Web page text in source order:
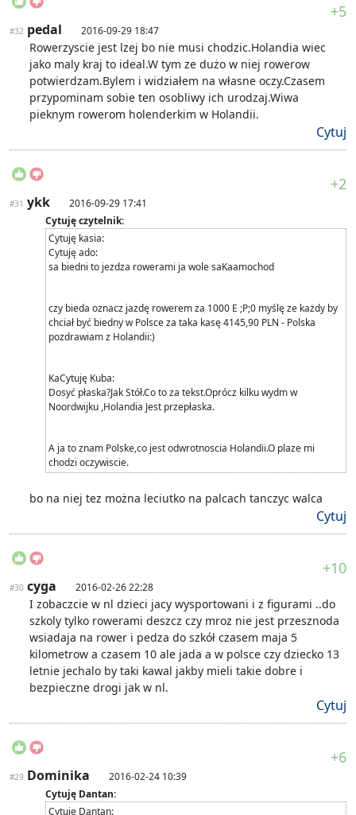
+5
#32 pedal 2016-09-29 18:47
Rowerzyscie jest lzej bo nie musi chodzic.Holandia wiec
jako maly kraj to ideal.W tym ze dużo w niej rowerow
potwierdzam.Bylem i widziałem na własne oczy.Czasem
przypominam sobie ten osobliwy ich urodzaj.Wiwa
pieknym rowerom holenderkim w Holandii.
Cytuj
+2
#31 ykk
2016-09-29 17:41
Cytuję czytelnik:
Cytuję kasia:
Cytuję ado:
sa biedni to jezdza rowerami ja wole saKaamochod
czy bieda oznacz jazdę rowerem za 1000 E ;P;0 myślę ze każdy by
chciał być biedny w Polsce za taka kasę 4145,90 PLN - Polska
pozdrawiam z Holandii:)
KaCytuję Kuba:
Dosyć płaska?Jak Stół.Co to za tekst.Oprócz kilku wydm w
Noordwijku ,Holandia Jest przepłaska.
A ja to znam Polske,co jest odwrotnoscia Holandii.O plaze mi
chodzi oczywiscie.
bo na niej tez można leciutko na palcach tanczyc walca
Cytuj
+10
#30 cyga 2016-02-26 22:28
I zobaczcie w nl dzieci jacy wysportowani i z figurami ..do
szkoly tylko rowerami deszcz czy mroz nie jest przesznoda
wsiadaja na rower i pedza do szkół czasem maja 5
kilometrow a czasem 10 ale jada a w polsce czy dziecko 13
letnie jechalo by taki kawal jakby mieli takie dobre i
bezpieczne drogi jak w nl.
Cytuj
+6
#29 Dominika
2016-02-24 10:39
Cytuję Dantan:
Cytuję Dantan: